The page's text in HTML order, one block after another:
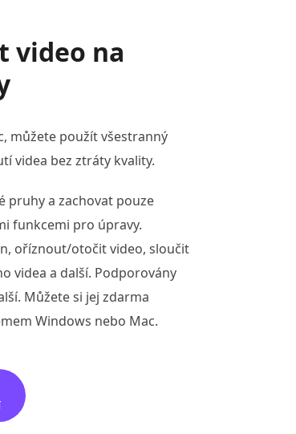
video na
můžete použít všestranný
videa bez ztráty kvality.
pruhy a zachovat pouze
funkcemi pro úpravy.
oříznout/otočit video, sloučit
videa a další. Podporovány
Můžete si jej zdarma
Windows nebo Mac.